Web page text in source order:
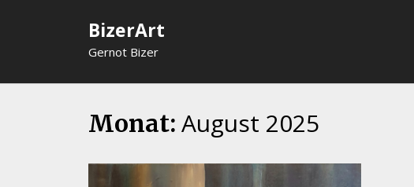
BizerArt
Gernot Bizer
Monat: August 2025